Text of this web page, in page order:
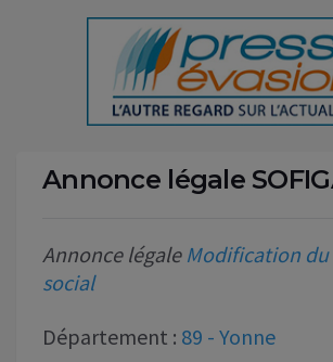
Annonce légale
Annonce légale Modification du
social
Département : 89 - Yonne